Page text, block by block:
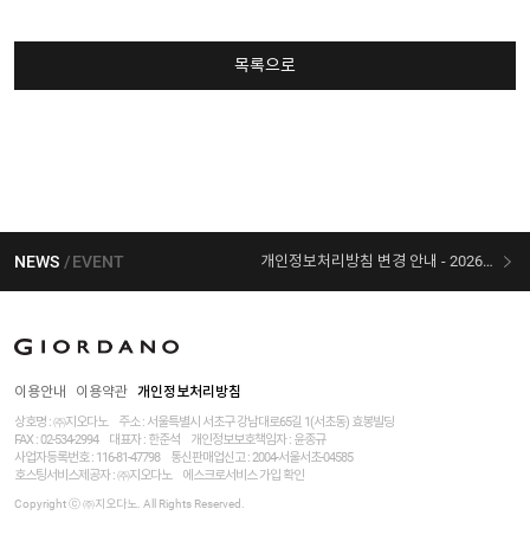
목록으로
NEWS EVENT 개인정보처리방침 변경 안내 - 2026/07/30 시행
이용안내 이용약관 개인정보처리방침
상호명 : ㈜지오다노
주소 : 서울특별시 서초구 강남대로65길 1(서초동) 효봉빌딩
FAX : 02-534-2994
대표자 : 한준석 개인정보보호책임자 : 윤종규
사업자등록번호 : 116-81-47798
통신판매업신고 : 2004-서울서초-04585
호스팅서비스제공자 : ㈜지오다노
에스크로서비스 가입 확인
Copyright ⓒ ㈜지오다노. All Rights Reserved.